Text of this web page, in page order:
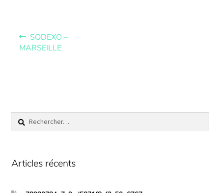
SODEXO –
MARSEILLE
Articles récents